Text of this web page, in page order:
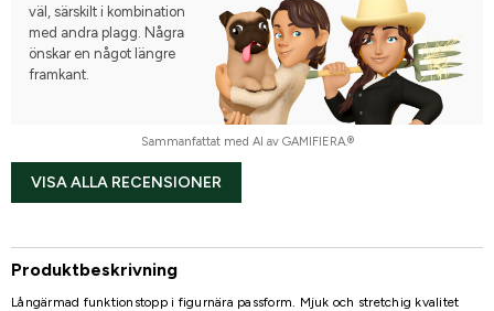
väl, särskilt i kombination
med andra plagg. Några
önskar en något längre
framkant.
Sammanfattat med AI av GAMIFIERA.®
VISA ALLA RECENSIONER
Produktbeskrivning
Långärmad funktionstopp i figurnära passform. Mjuk och stretchig kvalitet